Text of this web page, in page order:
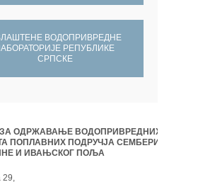
ВОДОПРИВРЕДНЕ
РЕПУБЛИКЕ
СРПСКЕ
ОДРЖАВАЊЕ ВОДОПРИВРЕДНИХ
ПОПЛАВНИХ ПОДРУЧЈА СЕМБЕРИЈЕ,
И ИВАЊСКОГ ПОЉА
29,